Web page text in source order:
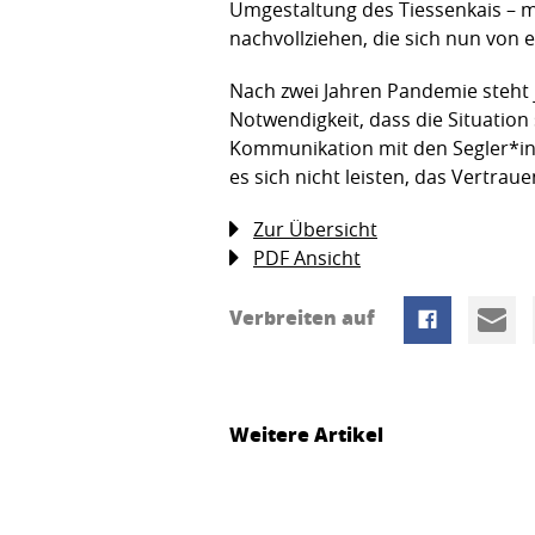
Umgestaltung des Tiessenkais –
nachvollziehen, die sich nun von
Nach zwei Jahren Pandemie
Notwendigkeit, dass die
Kommunikation mit den
es sich nicht leisten, das
Zur Übersicht
PDF Ansicht
Verbreiten auf
Weitere Artikel